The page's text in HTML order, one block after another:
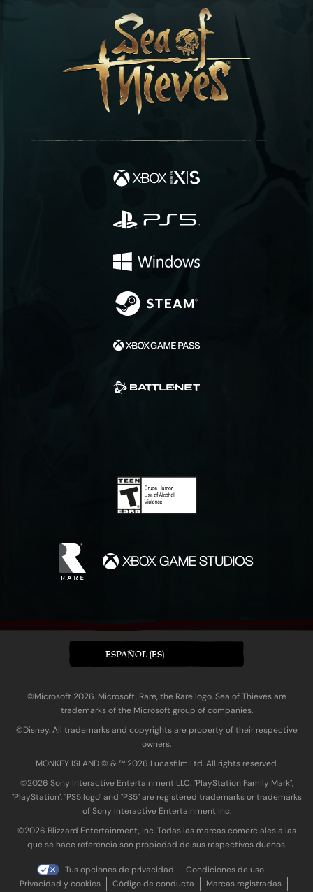
ESPAÑOL (ES)
©Microsoft 2026. Microsoft, Rare, the Rare logo, Sea of Thieves are
trademarks of the Microsoft group of companies.
©Disney. All trademarks and copyrights are property of their respective
owners.
MONKEY ISLAND © & ™ 20‍26 Lucasfilm Ltd. All rights reserved.
©2026 Sony Interactive Entertainment LLC. "PlayStation Family Mark",
"PlayStation", "PS5 logo" and "PS5" are registered trademarks or trademarks
of Sony Interactive Entertainment Inc.
©2026 Blizzard Entertainment, Inc. Todas las marcas comerciales a las
que se hace referencia son propiedad de sus respectivos dueños.
Tus opciones de privacidad
Condiciones de uso
Privacidad y cookies
Código de conducta Marcas registradas